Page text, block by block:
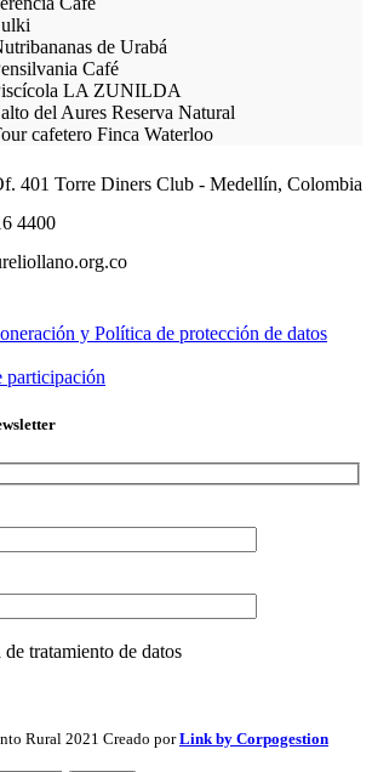
401 Torre Diners Club - Medellín, Colombia
4400
y Política de protección de datos
participación
tratamiento de datos
Rural 2021 Creado porLink by Corpogestion